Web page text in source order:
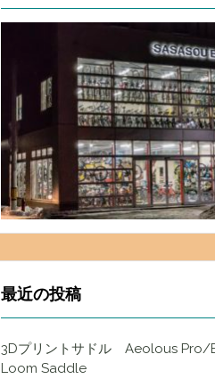
最近の投稿
3Dプリントサドル Aeolous Pro/
Loom Saddle